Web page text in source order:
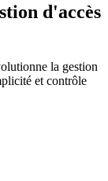
d'accès
la gestion
et contrôle